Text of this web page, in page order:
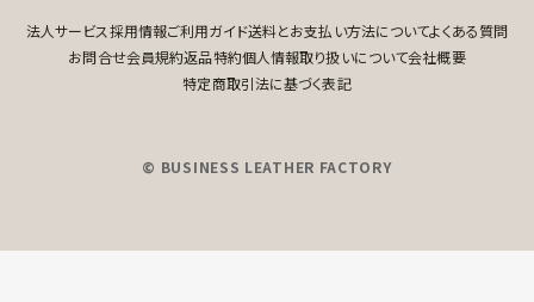
法人サービス採用情報ご利用ガイド送料とお支払い方法についてよくある質問
お問合せ会員規約返品特約個人情報取り扱いについて会社概要
特定商取引法に基づく表記
© BUSINESS LEATHER FACTORY